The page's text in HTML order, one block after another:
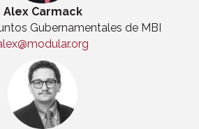
Alex Carmack
Gubernamentales de MBI